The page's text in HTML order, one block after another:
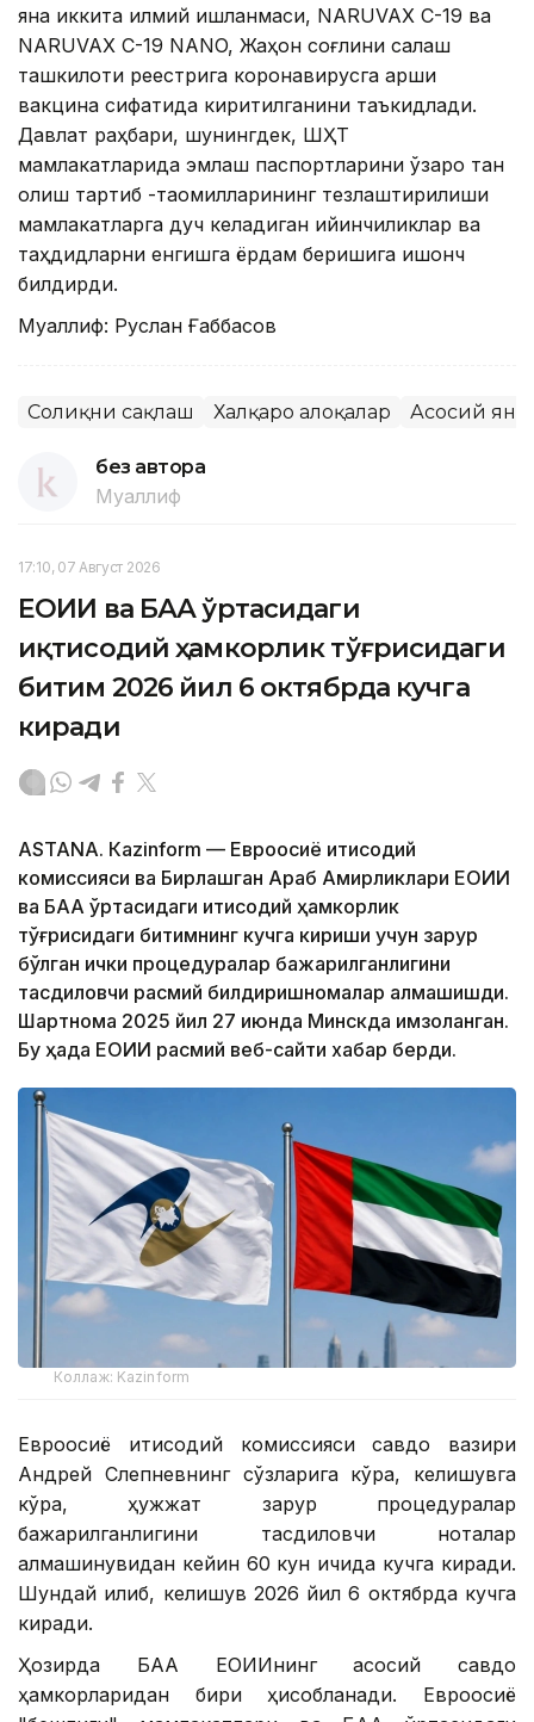
яна иккита илмий ишланмаси, NARUVAX C-19 ва
NARUVAX C-19 NANO, Жаҳон соғлиқни сақлаш
ташкилоти реестрига коронавирусга қарши
вакцина сифатида киритилганини таъкидлади.
Давлат раҳбари, шунингдек, ШҲТ
мамлакатларида эмлаш паспортларини ўзаро тан
олиш тартиб -таомилларининг тезлаштирилиши
мамлакатларга дуч келадиган қийинчиликлар ва
таҳдидларни енгишга ёрдам беришига ишонч
билдирди.
Муаллиф: Руслан Ғаббасов
Соғлиқни сақлаш Халқаро алоқалар Асосий
без автора
Муаллиф
17:10, 07 Август 2026
ЕОИИ ва БАА ўртасидаги
иқтисодий ҳамкорлик тўғрисидаги
битим 2026 йил 6 октябрда кучга
киради
ASTANА. Кazinform — Евроосиё иқтисодий
комиссияси ва Бирлашган Араб Амирликлари ЕОИИ
ва БАА ўртасидаги иқтисодий ҳамкорлик
тўғрисидаги битимнинг кучга кириши учун зарур
бўлган ички процедуралар бажарилганлигини
тасдиқловчи расмий билдиришномалар алмашишди.
Шартнома 2025 йил 27 июнда Минскда имзоланган.
Бу ҳақда ЕОИИ расмий веб-сайти хабар берди.
Коллаж: Kazinform
Евроосиё иқтисодий комиссияси савдо вазири
Андрей Слепневнинг сўзларига кўра, келишувга
кўра, ҳужжат зарур процедуралар
бажарилганлигини тасдиқловчи ноталар
алмашинувидан кейин 60 кун ичида кучга киради.
Шундай қилиб, келишув 2026 йил 6 октябрда кучга
киради.
Ҳозирда БАА ЕОИИнинг асосий савдо
ҳамкорларидан бири ҳисобланади. Евроосиё